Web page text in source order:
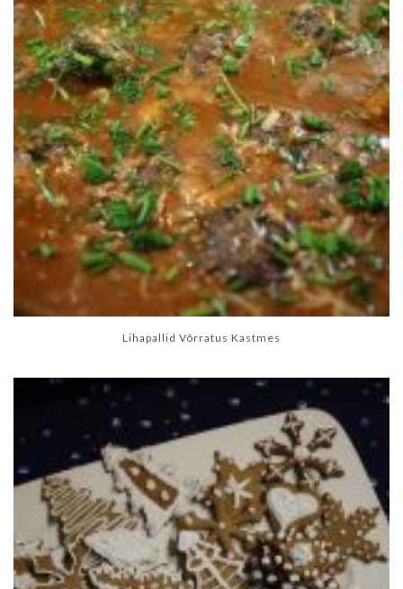
Lihapallid Võrratus Kastmes